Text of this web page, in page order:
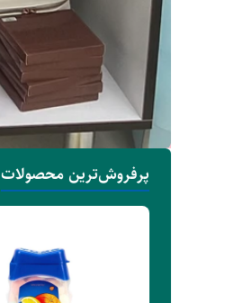
پرفروش‌ترین محصولات